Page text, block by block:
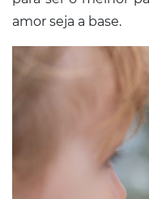
amor seja a base.